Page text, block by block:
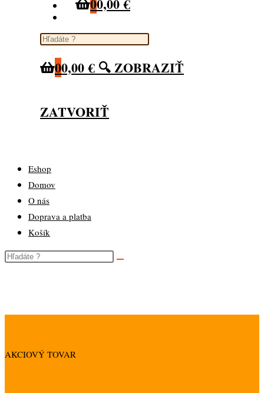
Toggle website search
00,00€ 🔍 ZOBRAZIŤ
ZATVORIŤ
Eshop
Domov
O nás
Doprava a platba
Košík
AKCIOVÝ TOVAR